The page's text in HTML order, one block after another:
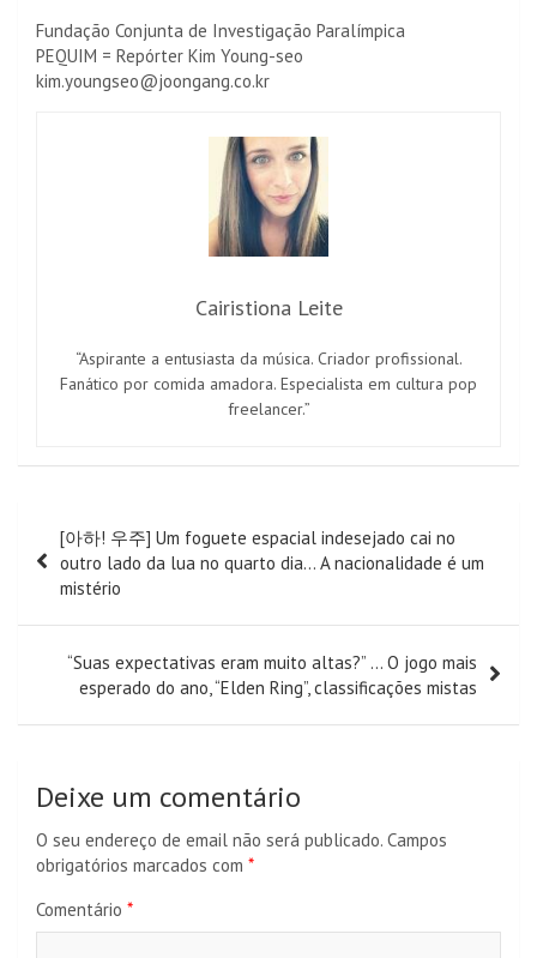
Fundação Conjunta de Investigação Paralímpica
PEQUIM = Repórter Kim Young-seo
kim.youngseo@joongang.co.kr
Cairistiona Leite
“Aspirante a entusiasta da música. Criador profissional.
Fanático por comida amadora. Especialista em cultura pop
freelancer.”
de
artigos
[아하! 우주] Um foguete espacial indesejado cai no
outro lado da lua no quarto dia… A nacionalidade é um
mistério
“Suas expectativas eram muito altas?” … O jogo mais
esperado do ano, “Elden Ring”, classificações mistas
Deixe um comentário
O seu endereço de email não será publicado. Campos
obrigatórios marcados com *
Comentário *